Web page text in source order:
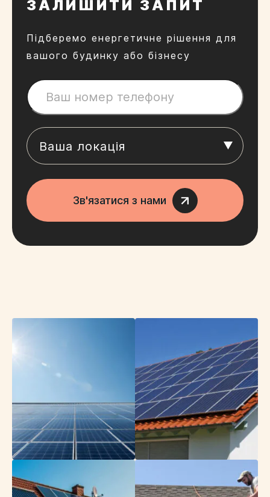
ЗАЛИШИТИ ЗАПИТ
Підберемо енергетичне рішення для
вашого будинку або бізнесу
Ваша локація
Зв'язатися з нами